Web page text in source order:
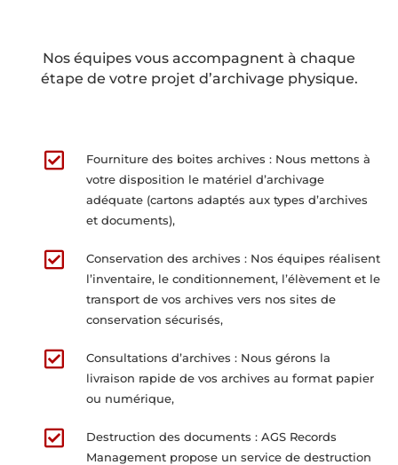
Nos équipes vous accompagnent à chaque
étape de votre projet d’archivage physique.

Fourniture des boites archives : Nous mettons à
votre disposition le matériel d’archivage
adéquate (cartons adaptés aux types d’archives
et documents),

Conservation des archives : Nos équipes réalisent
l’inventaire, le conditionnement, l’élèvement et le
transport de vos archives vers nos sites de
conservation sécurisés,

Consultations d’archives : Nous gérons la
livraison rapide de vos archives au format papier
ou numérique,

Destruction des documents : AGS Records
Management propose un service de destruction